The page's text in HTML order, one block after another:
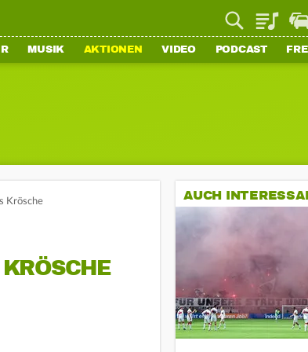
Playlist
MUSIK AKTIONEN VIDEO PODCAST
Krösche
AUCH